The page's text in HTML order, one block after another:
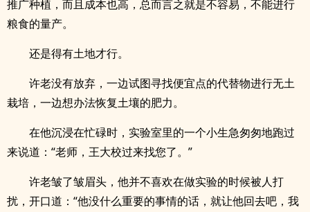
推广种植，而且成本也高，总而言之就是不容易，不能进行
粮食的量产。
还是得有土地才行。
许老没有放弃，一边试图寻找便宜点的代替物进行无土
栽培，一边想办法恢复土壤的肥力。
在他沉浸在忙碌时，实验室里的一个小生急匆匆地跑过
来说道：“老师，王大校过来找您了。”
许老皱了皱眉头，他并不喜欢在做实验的时候被人打
扰，开口道：“他没什么重要的事情的话，就让他回去吧，我